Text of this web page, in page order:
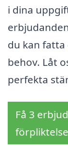
i dina
du kan
behov. Låt
perfekta
Få 3